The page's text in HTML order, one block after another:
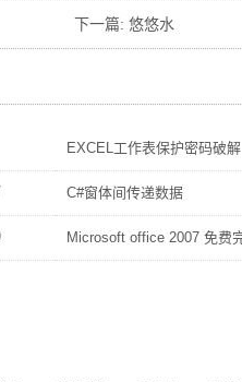
下一篇:悠悠水
EXCEL工作表保护密码破解
C#窗体间传递数据